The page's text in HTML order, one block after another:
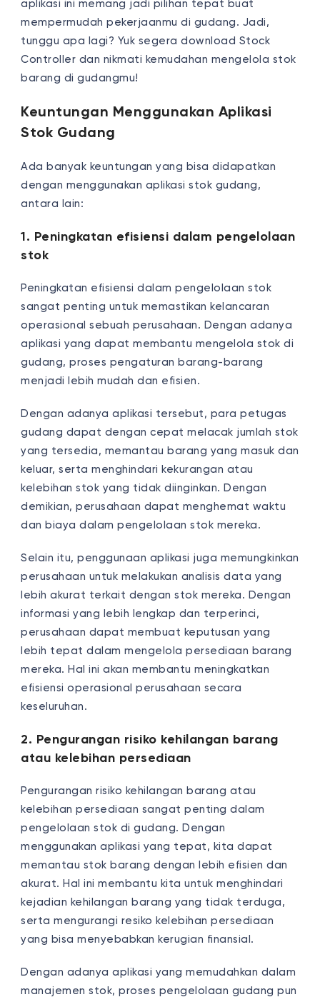
aplikasi ini memang jadi pilihan tepat buat
mempermudah pekerjaanmu di gudang. Jadi,
tunggu apa lagi? Yuk segera download Stock
Controller dan nikmati kemudahan mengelola stok
barang di gudangmu!
Keuntungan Menggunakan Aplikasi
Stok Gudang
Ada banyak keuntungan yang bisa didapatkan
dengan menggunakan aplikasi stok gudang,
antara lain:
1. Peningkatan efisiensi dalam pengelolaan
stok
Peningkatan efisiensi dalam pengelolaan stok
sangat penting untuk memastikan kelancaran
operasional sebuah perusahaan. Dengan adanya
aplikasi yang dapat membantu mengelola stok di
gudang, proses pengaturan barang-barang
menjadi lebih mudah dan efisien.
Dengan adanya aplikasi tersebut, para petugas
gudang dapat dengan cepat melacak jumlah stok
yang tersedia, memantau barang yang masuk dan
keluar, serta menghindari kekurangan atau
kelebihan stok yang tidak diinginkan. Dengan
demikian, perusahaan dapat menghemat waktu
dan biaya dalam pengelolaan stok mereka.
Selain itu, penggunaan aplikasi juga memungkinkan
perusahaan untuk melakukan analisis data yang
lebih akurat terkait dengan stok mereka. Dengan
informasi yang lebih lengkap dan terperinci,
perusahaan dapat membuat keputusan yang
lebih tepat dalam mengelola persediaan barang
mereka. Hal ini akan membantu meningkatkan
efisiensi operasional perusahaan secara
keseluruhan.
2. Pengurangan risiko kehilangan barang
atau kelebihan persediaan
Pengurangan risiko kehilangan barang atau
kelebihan persediaan sangat penting dalam
pengelolaan stok di gudang. Dengan
menggunakan aplikasi yang tepat, kita dapat
memantau stok barang dengan lebih efisien dan
akurat. Hal ini membantu kita untuk menghindari
kejadian kehilangan barang yang tidak terduga,
serta mengurangi resiko kelebihan persediaan
yang bisa menyebabkan kerugian finansial.
Dengan adanya aplikasi yang memudahkan dalam
manajemen stok, proses pengelolaan gudang pun